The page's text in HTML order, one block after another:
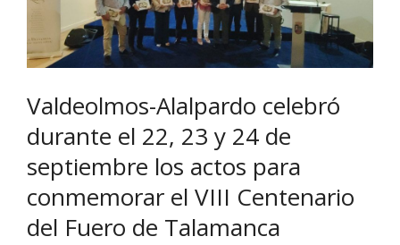
Valdeolmos-Alalpardo celebró
durante el 22, 23 y 24 de
septiembre los actos para
conmemorar el VIII Centenario
del Fuero de Talamanca